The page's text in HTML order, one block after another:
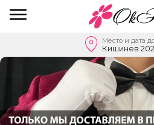
Место и дата
Кишинев